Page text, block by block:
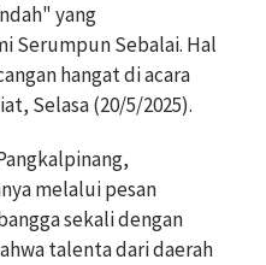
yang
Serumpun Sebalai. Hal
hangat di acara
Selasa (20/5/2025).
melalui pesan
sekali dengan
talenta dari daerah